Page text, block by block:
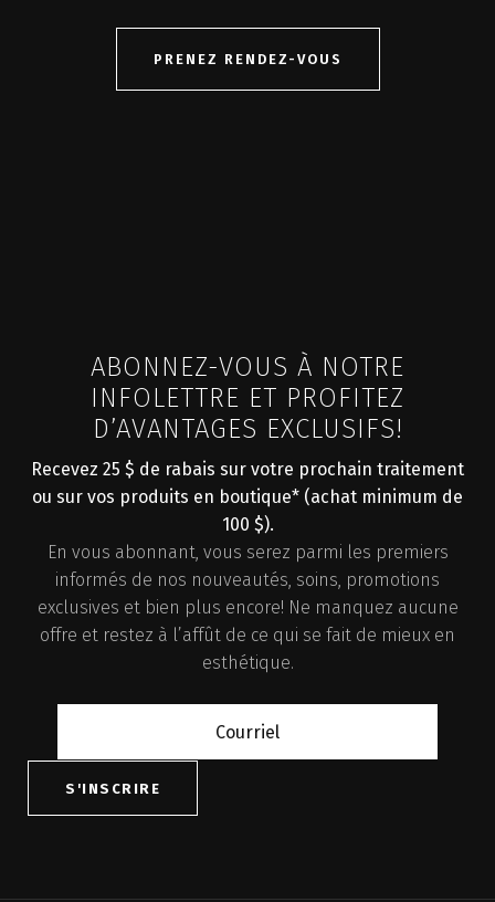
PRENEZ RENDEZ-VOUS
ABONNEZ-VOUS À NOTRE
INFOLETTRE ET PROFITEZ
D’AVANTAGES EXCLUSIFS!
Recevez 25 $ de rabais sur votre prochain traitement
ou sur vos produits en boutique* (achat minimum de
100 $).
En vous abonnant, vous serez parmi les premiers
informés de nos nouveautés, soins, promotions
exclusives et bien plus encore! Ne manquez aucune
offre et restez à l’affût de ce qui se fait de mieux en
esthétique.